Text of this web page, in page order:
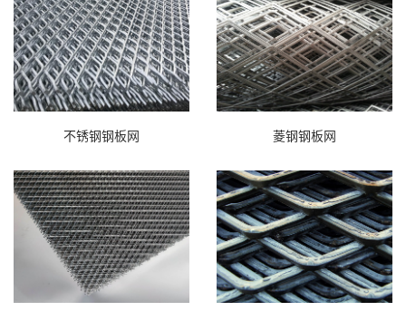
不锈钢钢板网 菱钢钢板网